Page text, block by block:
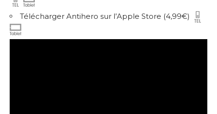
Télécharger Antihero sur l’Apple Store (4,99€)